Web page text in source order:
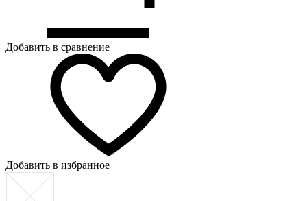
Добавить в сравнение
Добавить в избранное